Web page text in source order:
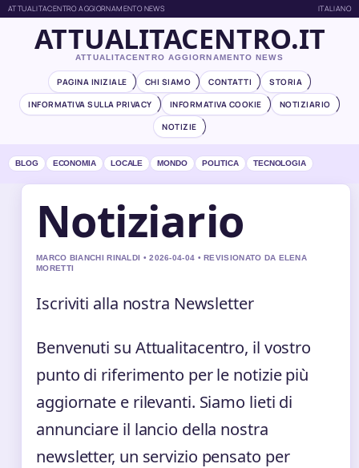
ATTUALITACENTRO AGGIORNAMENTO NEWS ITALIANO
ATTUALITACENTRO.IT
ATTUALITACENTRO AGGIORNAMENTO NEWS
PAGINA INIZIALE CHI SIAMO CONTATTI
STORIA
INFORMATIVA SULLA PRIVACY
INFORMATIVA COOKIE
NOTIZIARIO
NOTIZIE
BLOG ECONOMIA LOCALE MONDO POLITICA TECNOLOGIA
Notiziario
MARCO BIANCHI RINALDI • 2026-04-04 • REVISIONATO DA ELENA
MORETTI
Iscriviti alla nostra Newsletter
Benvenuti su Attualitacentro, il vostro
punto di riferimento per le notizie più
aggiornate e rilevanti. Siamo lieti di
annunciare il lancio della nostra
newsletter, un servizio pensato per